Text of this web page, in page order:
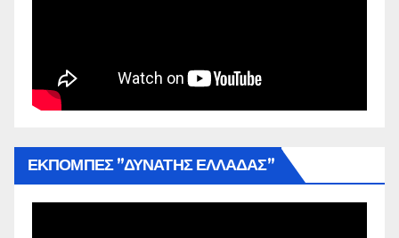
ΕΚΠΟΜΠΕΣ ”ΔΥΝΑΤΗΣ ΕΛΛΑΔΑΣ”